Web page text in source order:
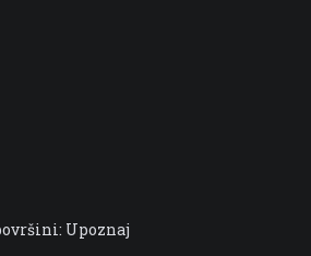
Upoznaj